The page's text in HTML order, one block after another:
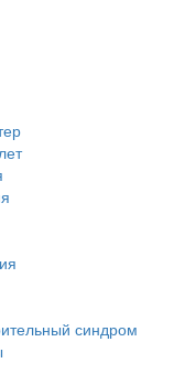
синдром